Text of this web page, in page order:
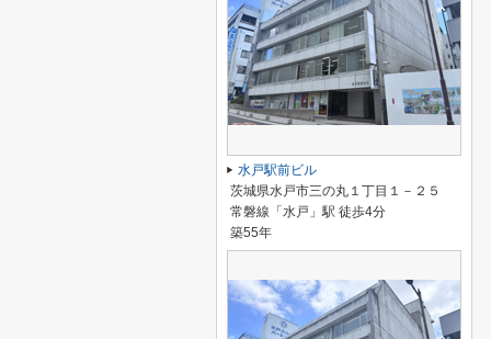
水戸駅前ビル
茨城県水戸市三の丸１丁目１－２５
常磐線「水戸」駅 徒歩4分
築55年